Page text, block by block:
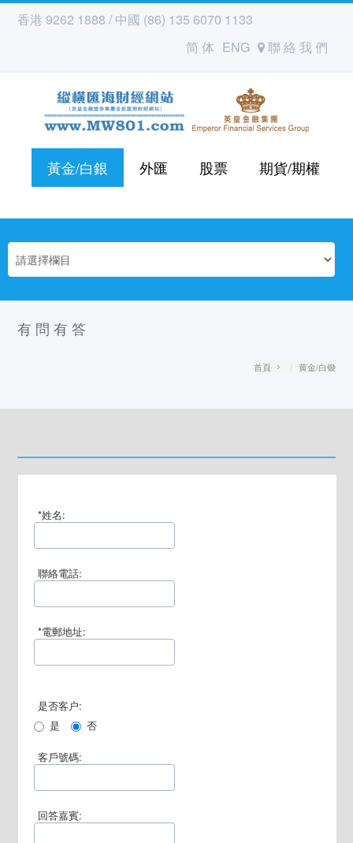
香港 9262 1888 / 中國 (86) 135 6070 1133
简 体 ENG 聯 絡 我 們
黃金/白銀 外匯 股票 期貨/期權
有 問 有 答
首頁 黄金/白银
*姓名:
聯絡電話:
*電郵地址:
是否客户:
是
否
客戶號碼:
回答嘉賓: